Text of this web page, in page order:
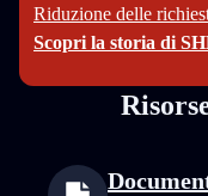
Riduzione delle
Scopri la storia di